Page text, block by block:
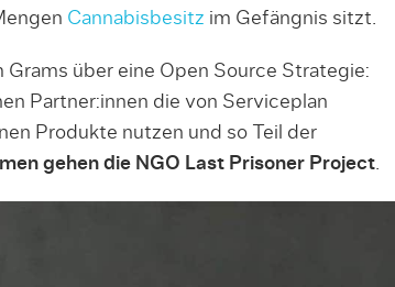
Cannabisbesitz im Gefängnis sitzt.
über eine Open Source Strategie:
Partner:innen die von Serviceplan
Produkte nutzen und so Teil der
gehen die NGO Last Prisoner Project.